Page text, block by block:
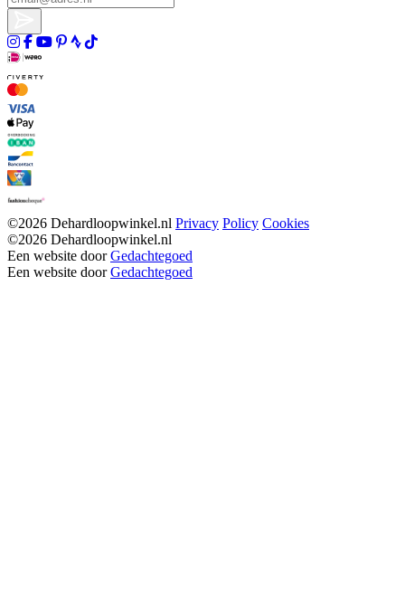
©2026 Dehardloopwinkel.nl Privacy Policy Cookies
©2026 Dehardloopwinkel.nl
Een website doorGedachtegoed
Een website doorGedachtegoed